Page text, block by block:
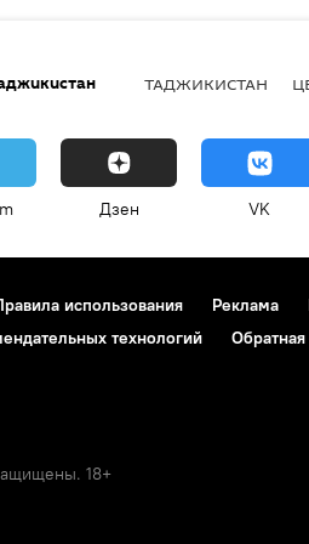
ТАДЖИКИСТАН
Дзен VK
использования Реклама
технологий
Обратная
18+